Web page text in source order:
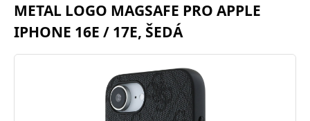
METAL LOGO MAGSAFE PRO APPLE
IPHONE 16E / 17E, ŠEDÁ